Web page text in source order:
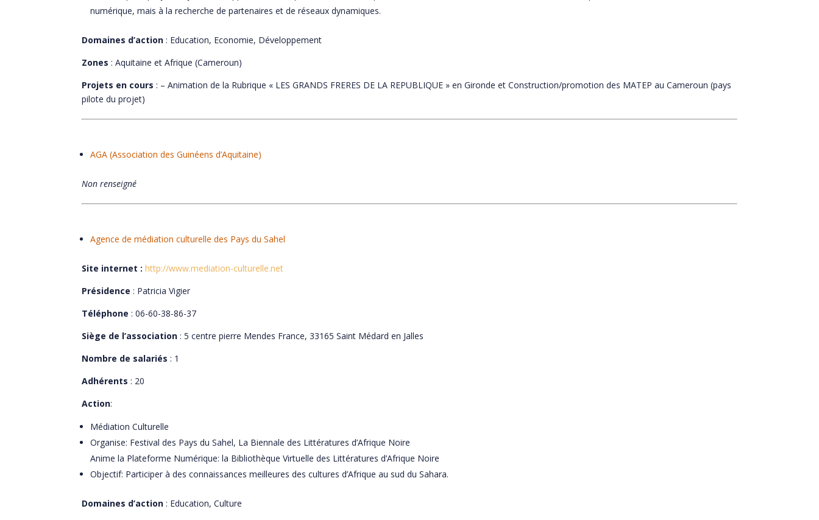
numérique, mais à la recherche de partenaires et de réseaux dynamiques.
Domaines d’action : Education, Economie, Développement
Zones : Aquitaine et Afrique (Cameroun)
Projets en cours : – Animation de la Rubrique « LES GRANDS FRERES DE LA REPUBLIQUE » en Gironde et Construction/promotion des MATEP au Cameroun (pays
pilote du projet)
AGA (Association des Guinéens d’Aquitaine)
Non renseigné
Agence de médiation culturelle des Pays du Sahel
Site internet :http://www.mediation-culturelle.net
Présidence : Patricia Vigier
Téléphone : 06-60-38-86-37
Siège de l’association : 5 centre pierre Mendes France, 33165 Saint Médard en Jalles
Nombre de salariés : 1
Adhérents : 20
Action:
Médiation Culturelle
Organise: Festival des Pays du Sahel, La Biennale des Littératures d’Afrique Noire
Anime la Plateforme Numérique: la Bibliothèque Virtuelle des Littératures d’Afrique Noire
Objectif: Participer à des connaissances meilleures des cultures d’Afrique au sud du Sahara.
Domaines d’action : Education, Culture